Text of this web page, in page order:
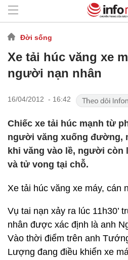
Đời sống
Xe tải húc văng xe
người nạn nhân
16/04/2012 - 16:42
Chiếc xe tải húc mạnh từ
người văng xuống đường,
khi văng vào lề, người còn
và tử vong tại chỗ.
Xe tải húc văng xe máy, cán
Vụ tai nạn xảy ra lúc 11h30’
nhân được xác định là anh
Vào thời điểm trên anh
Lượng đang điều khiển xe